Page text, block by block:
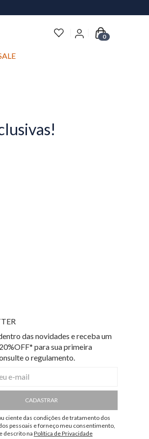
0
das novidades e receba um
para sua primeira
o regulamento.
CADASTRAR
ciente das condições de tratamento dos
pessoais e forneço meu consentimento,
descrito na Política de Privacidade